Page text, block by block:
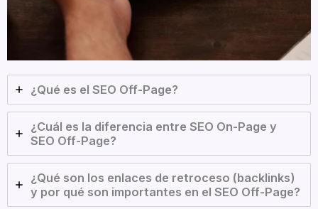
¿Qué es el SEO Off-Page?
¿Cuál es la diferencia entre SEO On-Page y
SEO Off-Page?
¿Qué son los enlaces de retroceso (backlinks)
y por qué son importantes en el SEO Off-Page?